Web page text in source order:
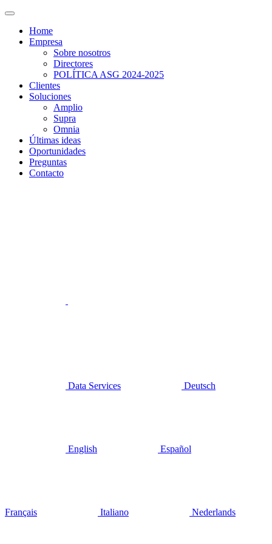
Home
Empresa
Sobre nosotros
Directores
POLÍTICA ASG 2024-2025
Clientes
Soluciones
Amplio
Supra
Omnia
Últimas ideas
Oportunidades
Preguntas
Contacto
Data Services Deutsch
English Español
Français Italiano Nederlands